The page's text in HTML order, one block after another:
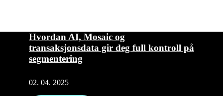
Hvordan AI, Mosaic og
transaksjonsdata gir deg full kontroll på
segmentering
02. 04. 2025